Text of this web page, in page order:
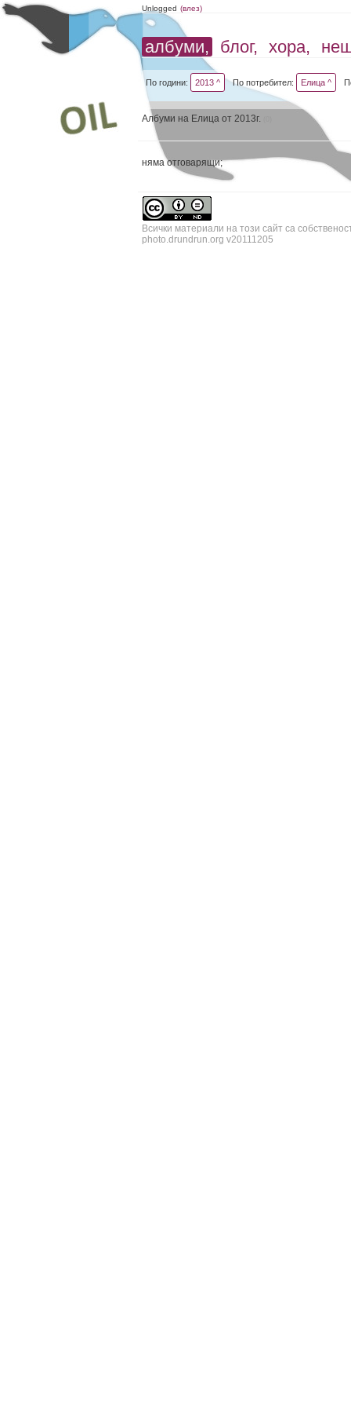
Unlogged (влез)
албуми, блог, хора,
По години: 2013 ^ По потребител: Елица ^
Албуми на Елица от 2013г.
няма отговарящи;
Всички материали на този сайт са
photo.drundrun.org v20111205